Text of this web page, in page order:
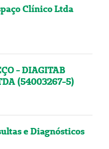
Clínico Ltda
- DIAGITAB
(54003267-5)
e Diagnósticos